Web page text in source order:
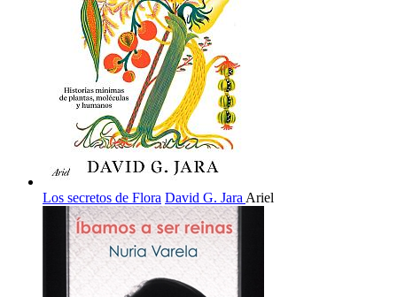
Los secretos de Flora David G. Jara Ariel